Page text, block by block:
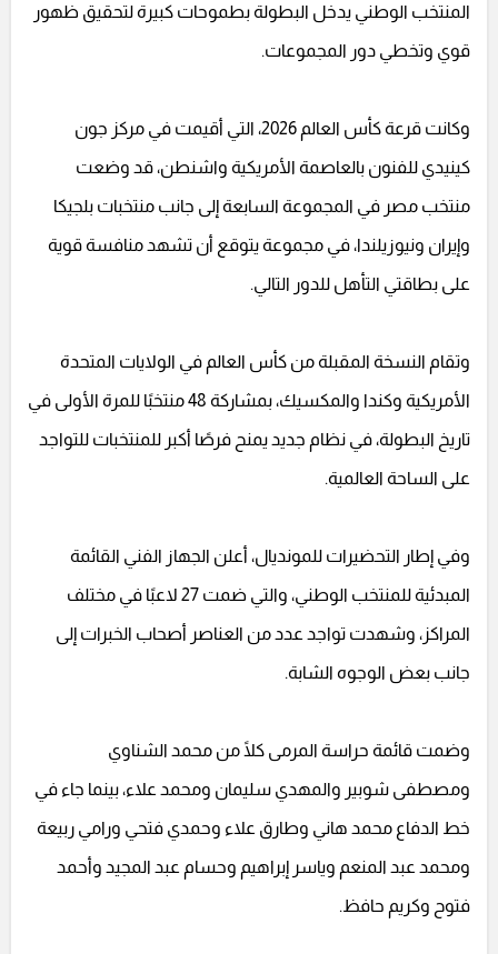
المنتخب الوطني يدخل البطولة بطموحات كبيرة لتحقيق ظهور
قوي وتخطي دور المجموعات.
وكانت قرعة كأس العالم 2026، التي أقيمت في مركز جون
كينيدي للفنون بالعاصمة الأمريكية واشنطن، قد وضعت
منتخب مصر في المجموعة السابعة إلى جانب منتخبات بلجيكا
وإيران ونيوزيلندا، في مجموعة يتوقع أن تشهد منافسة قوية
على بطاقتي التأهل للدور التالي.
وتقام النسخة المقبلة من كأس العالم في الولايات المتحدة
الأمريكية وكندا والمكسيك، بمشاركة 48 منتخبًا للمرة الأولى في
تاريخ البطولة، في نظام جديد يمنح فرصًا أكبر للمنتخبات للتواجد
على الساحة العالمية.
وفي إطار التحضيرات للمونديال، أعلن الجهاز الفني القائمة
المبدئية للمنتخب الوطني، والتي ضمت 27 لاعبًا في مختلف
المراكز، وشهدت تواجد عدد من العناصر أصحاب الخبرات إلى
جانب بعض الوجوه الشابة.
وضمت قائمة حراسة المرمى كلًا من محمد الشناوي
ومصطفى شوبير والمهدي سليمان ومحمد علاء، بينما جاء في
خط الدفاع محمد هاني وطارق علاء وحمدي فتحي ورامي ربيعة
ومحمد عبد المنعم وياسر إبراهيم وحسام عبد المجيد وأحمد
فتوح وكريم حافظ.